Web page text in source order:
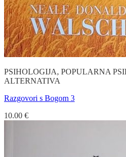
PSIHOLOGIJA, POPULARNA
ALTERNATIVA
Razgovori s Bogom 3
10.00 €